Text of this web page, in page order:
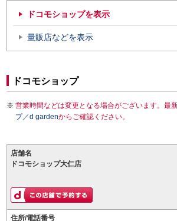
ドコモショップを表示
量販店などを表示
ドコモショップ
営業時間などは変更となる場合がございます。最
プ／d gardenからご確認ください。
店舗名
ドコモショップ大仁店
住所/電話番号